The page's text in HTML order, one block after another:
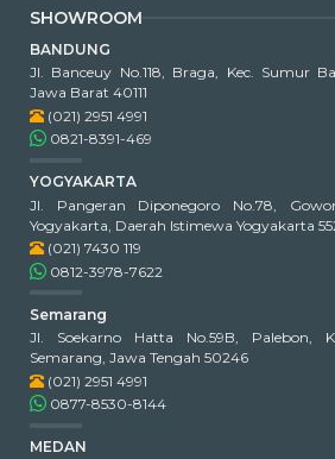
SHOWROOM
BANDUNG
Jl. Banceuy No.118, Braga, Kec. Sumur
Jawa Barat 40111
(021) 2951 4991
0821-8391-469
YOGYAKARTA
Jl. Pangeran Diponegoro No.78,
Yogyakarta, Daerah Istimewa Yogyakarta
(021) 7430 119
0812-3978-7622
Semarang
Jl. Soekarno Hatta No.59B, Palebon,
Semarang, Jawa Tengah 50246
(021) 2951 4991
0877-8530-8144
MEDAN